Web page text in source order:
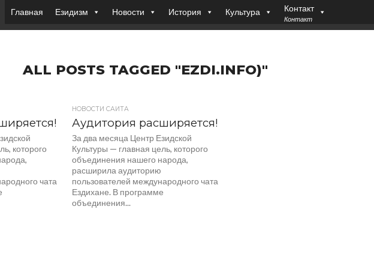
Главная Езидизм Новости История Культура Контакт
Контакт
ALL POSTS TAGGED "EZDI.INFO)"
которого
чата
НОВОСТИ САЙТА
Аудитория расширяется!
За два месяца Центр Езидской
Культуры — главная цель, которого
объединения нашего народа,
расширила аудиторию
пользователей международного чата
Ездихане. В программе
объединения...